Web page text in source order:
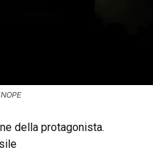
della protagonista.